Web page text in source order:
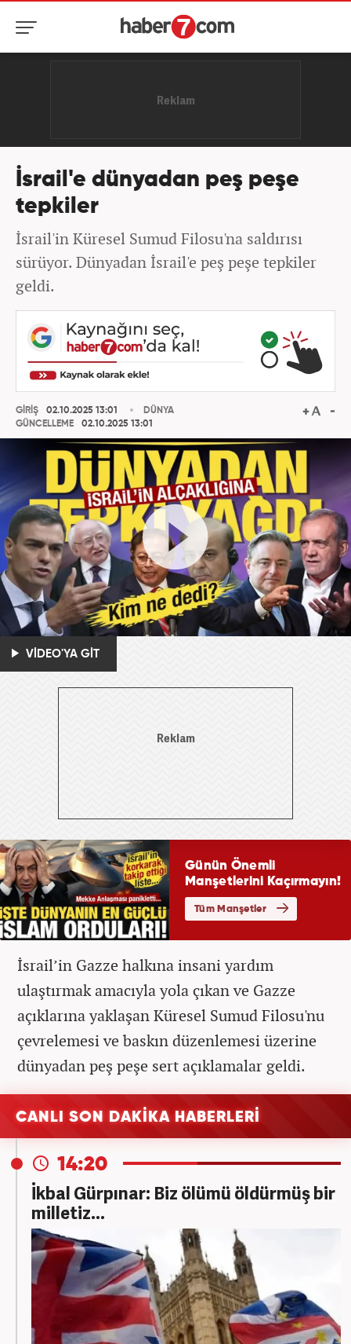
İsrail'e dünyadan peş peşe
tepkiler
İsrail'in Küresel Sumud Filosu'na saldırısı
sürüyor. Dünyadan İsrail'e peş peşe tepkiler
geldi.
GİRİŞ
02.10.2025 13:01
GÜNCELLEME
02.10.2025 13:01
DÜNYA
VİDEO'YA GİT
İsrail’in Gazze halkına insani yardım
ulaştırmak amacıyla yola çıkan ve Gazze
açıklarına yaklaşan Küresel Sumud Filosu'nu
çevrelemesi ve baskın düzenlemesi üzerine
dünyadan peş peşe sert açıklamalar geldi.
CANLI SON DAKİKA HABERLERİ
14:20
İkbal Gürpınar: Biz ölümü öldürmüş bir
milletiz...